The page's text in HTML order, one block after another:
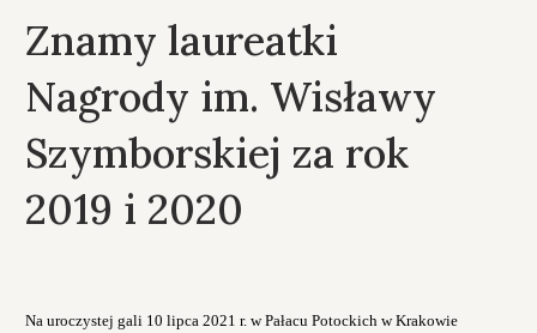
Znamy laureatki
Nagrody im. Wisławy
Szymborskiej za rok
2019 i 2020
Na uroczystej gali 10 lipca 2021 r. w Pałacu Potockich w Krakowie